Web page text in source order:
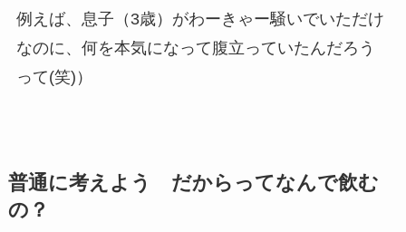
例えば、息子（3歳）がわーきゃー騒いでいただけ
なのに、何を本気になって腹立っていたんだろう
って(笑)）
普通に考えよう だからってなんで飲む
の？